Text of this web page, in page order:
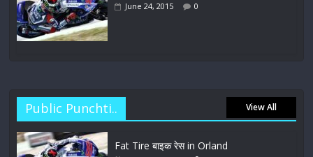
June 24, 2015 0
Public Punchti.. View All
Fat Tire बाइक रेस in Orland